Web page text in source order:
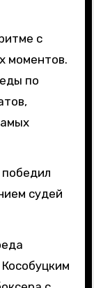
с
моментов.
по
судей